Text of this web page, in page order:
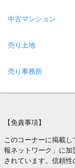
中古マンション
売り土地
売り事務所
【免責事項】
このコーナーに掲載
報ネットワーク」に
されています。信頼